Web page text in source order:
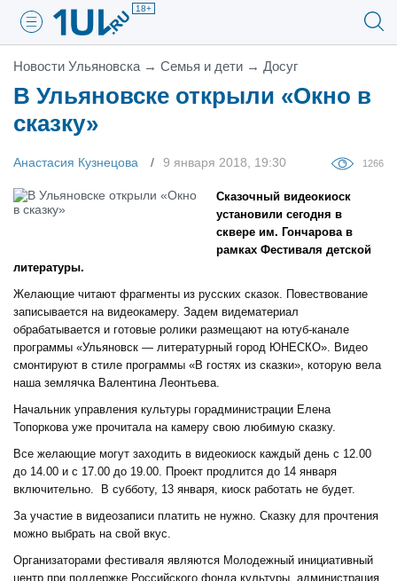
18+
Новости Ульяновска → Семья и дети → Досуг
В Ульяновске открыли «Окно в
сказку»
Анастасия Кузнецова 9 января 2018, 19:30 1266
Сказочный видеокиоск
установили сегодня в
сквере им. Гончарова в
рамках Фестиваля детской
литературы.
Желающие читают фрагменты из русских сказок. Повествование
записывается на видеокамеру. Задем видематериал
обрабатывается и готовые ролики размещают на ютуб-канале
программы «Ульяновск — литературный город ЮНЕСКО». Видео
смонтируют в стиле программы «В гостях из сказки», которую вела
наша землячка Валентина Леонтьева.
Начальник управления культуры горадминистрации Елена
Топоркова уже прочитала на камеру свою любимую сказку.
Все желающие могут заходить в видеокиоск каждый день с 12.00
до 14.00 и с 17.00 до 19.00. Проект продлится до 14 января
включительно. В субботу, 13 января, киоск работать не будет.
За участие в видеозаписи платить не нужно. Сказку для прочтения
можно выбрать на свой вкус.
Организаторами фестиваля являются Молодежный инициативный
центр при поддержке Российского фонда культуры, администрация